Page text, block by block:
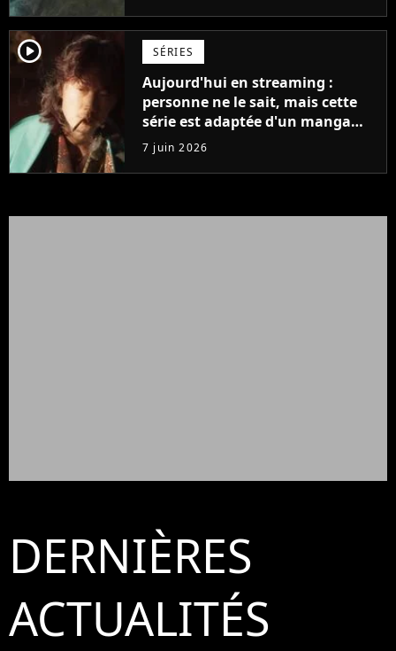
player2 SÉRIES
Aujourd'hui en streaming :
personne ne le sait, mais cette
série est adaptée d'un manga
culte de 36 tomes
7 juin 2026
DERNIÈRES
ACTUALITÉS